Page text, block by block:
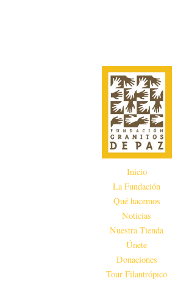
Inicio
La Fundación
Qué hacemos
Noticias
Nuestra Tienda
Únete
Donaciones
Tour Filantrópico